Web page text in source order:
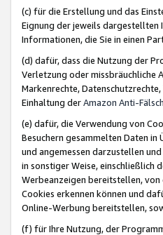
(c) für die Erstellung und das
Eignung der jeweils
Informationen, die Sie in einen
(d) dafür, dass die Nutzung der
Verletzung oder missbräuchliche
Markenrechte,
Einhaltung derAmazon Anti-
(e) dafür, die Verwendung von
Besuchern gesammelten Daten
und angemessen darzustellen
in sonstiger Weise, einschließlich
Werbeanzeigen bereitstellen, von
Cookies erkennen können und
Online-Werbung bereitstellen,
(f) für Ihre Nutzung, der